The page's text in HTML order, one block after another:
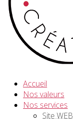
Accueil
Nos valeurs
Nos services
Site WEB